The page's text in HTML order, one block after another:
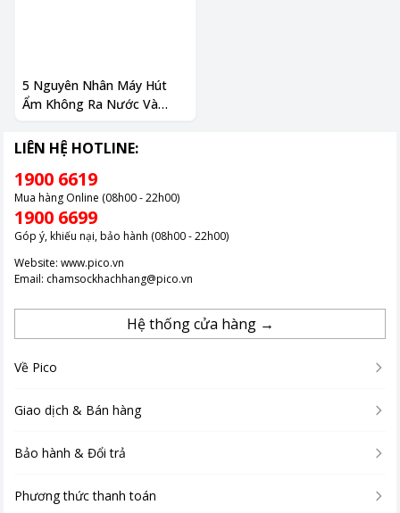
5 Nguyên Nhân Máy Hút
Ẩm Không Ra Nước Và
LIÊN HỆ HOTLINE:
1900 6619
Mua hàng Online (08h00 - 22h00)
1900 6699
Góp ý, khiếu nại, bảo hành (08h00 - 22h00)
Website: www.pico.vn
Email: chamsockhachhang@pico.vn
Hệ thống cửa hàng →
Về Pico
Giao dịch & Bán hàng
Bảo hành & Đổi trả
Phương thức thanh toán